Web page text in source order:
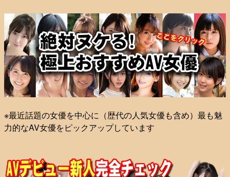
※最近話題の女優を中心に（歴代の人気女優も含め）最も魅
力的なAV女優をピックアップしています